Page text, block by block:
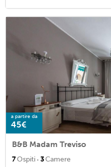
a partire da
45€
B&B Madam Treviso
7Ospiti · 3Camere